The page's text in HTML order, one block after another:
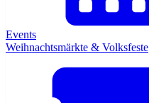
Events
Weihnachtsmärkte & Volksfeste